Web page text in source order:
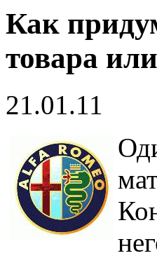
Как
товара
21.01.11